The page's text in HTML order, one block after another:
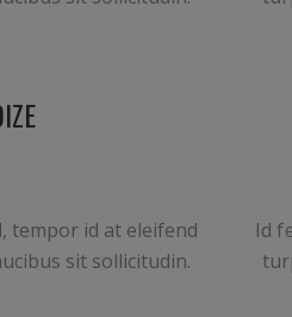
tempor id at eleifend
sit sollicitudin.
Id